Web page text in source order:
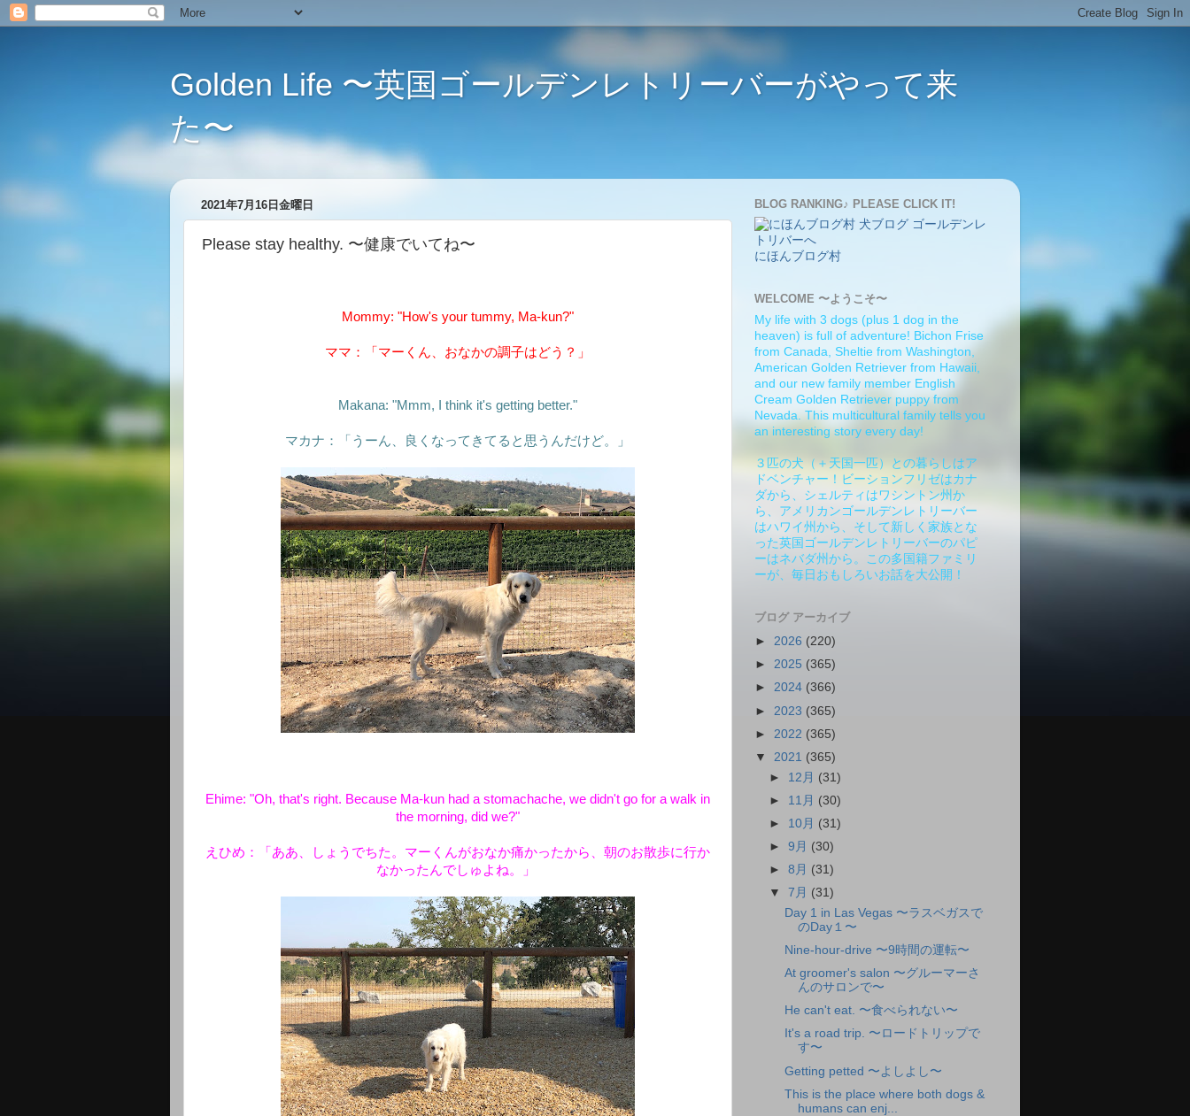
Golden Life 〜英国ゴールデンレトリーバーがやって来
た〜
2021年7月16日金曜日
Please stay healthy. 〜健康でいてね〜
Mommy: "How's your tummy, Ma-kun?"
ママ：「マーくん、おなかの調子はどう？」
Makana: "Mmm, I think it's getting better."
マカナ：「うーん、良くなってきてると思うんだけど。」
Ehime: "Oh, that's right. Because Ma-kun had a stomachache, we didn't go for a walk in
the morning, did we?"
えひめ：「ああ、しょうでちた。マーくんがおなか痛かったから、朝のお散歩に行か
なかったんでしゅよね。」
BLOG RANKING♪ PLEASE CLICK IT!
にほんブログ村
WELCOME 〜ようこそ〜
My life with 3 dogs (plus 1 dog in the
heaven) is full of adventure! Bichon Frise
from Canada, Sheltie from Washington,
American Golden Retriever from Hawaii,
and our new family member English
Cream Golden Retriever puppy from
Nevada. This multicultural family tells you
an interesting story every day!
３匹の犬（＋天国一匹）との暮らしはア
ドベンチャー！ビーションフリゼはカナ
ダから、シェルティはワシントン州か
ら、アメリカンゴールデンレトリーバー
はハワイ州から、そして新しく家族とな
った英国ゴールデンレトリーバーのパピ
ーはネバダ州から。この多国籍ファミリ
ーが、毎日おもしろいお話を大公開！
ブログ アーカイブ
► 2026 (220)
► 2025 (365)
► 2024 (366)
► 2023 (365)
► 2022 (365)
▼ 2021 (365)
► 12月 (31)
► 11月 (30)
► 10月 (31)
►9月 (30)
►8月 (31)
▼7月 (31)
Day 1 in Las Vegas 〜ラスベガスで
のDay１〜
Nine-hour-drive 〜9時間の運転〜
At groomer's salon 〜グルーマーさ
んのサロンで〜
He can't eat. 〜食べられない〜
It's a road trip. 〜ロードトリップで
す〜
Getting petted 〜よしよし〜
This is the place where both dogs &
humans can enj...